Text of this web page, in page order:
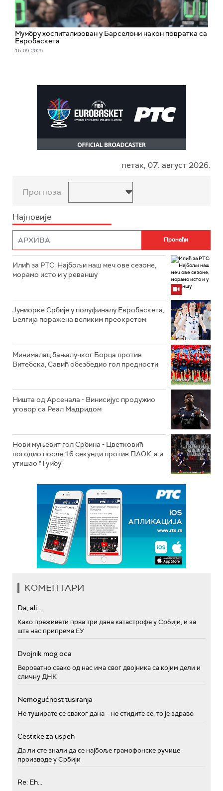
Мумбру хоспитализован у Барселони након повратка са
Евробаскета
16. 09. 2025.
петак, 07. август 2026.
Прогноза
Најновије
Илић за РТС: Најбољи наш меч ове сезоне,
морамо исто и у реваншу
Јуниорке Србије у полуфиналу Евробаскета,
Белгија поражена великим преокретом
Минималац бањалучког Борца против
Витебска, Савић обезбедио гол предности
Ништа од Арсенала - Винисијус продужио
уговор са Реал Мадридом
Нови муњевит гол Србина - Цветковић
погодио после 16 секунди против ПАОК-а и
утишао "Тумбу"
КОМЕНТАРИ
Da, ali...
Како преживети прва три дана катастрофе у Србији, и за
шта нас припрема ЕУ
Dvojnik mog oca
Вероватно свако од нас има свог двојника са којим дели и
сличну ДНК
Nemogućnost tusiranja
Не туширате се сваког дана – не стидите се, то је здраво
Cestitke za uspeh
Да ли сте знали да се најбоље грамофонске ручице
производе у Србији
Re: Eh...